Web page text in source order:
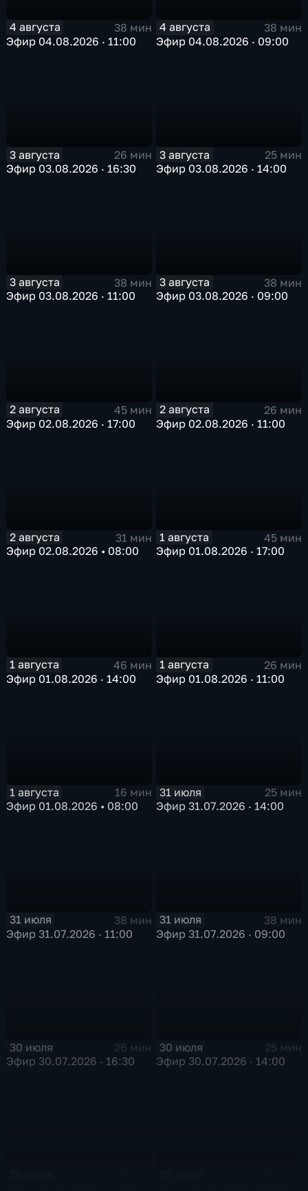
4 августа
38 мин
Эфир 04.08.2026 · 11:00
4 августа
38 мин
Эфир 04.08.2026 · 09:00
3 августа
26 мин
Эфир 03.08.2026 · 16:30
3 августа
25 мин
Эфир 03.08.2026 · 14:00
3 августа
38 мин
Эфир 03.08.2026 · 11:00
3 августа
38 мин
Эфир 03.08.2026 · 09:00
2 августа
45 мин
Эфир 02.08.2026 · 17:00
2 августа
26 мин
Эфир 02.08.2026 · 11:00
2 августа
31 мин
Эфир 02.08.2026 • 08:00
1 августа
45 мин
Эфир 01.08.2026 · 17:00
1 августа
46 мин
Эфир 01.08.2026 · 14:00
1 августа
26 мин
Эфир 01.08.2026 · 11:00
1 августа
16 мин
Эфир 01.08.2026 • 08:00
31 июля
25 мин
Эфир 31.07.2026 · 14:00
31 июля
38 мин
Эфир 31.07.2026 · 11:00
31 июля
38 мин
Эфир 31.07.2026 · 09:00
30 июля
26 мин
Эфир 30.07.2026 · 16:30
30 июля
25 мин
Эфир 30.07.2026 · 14:00